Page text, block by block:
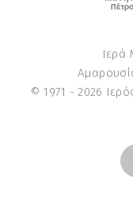
Ιερά
© 1971 -2026